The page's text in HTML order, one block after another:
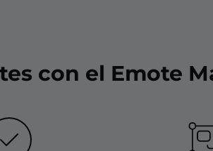
con el Emote